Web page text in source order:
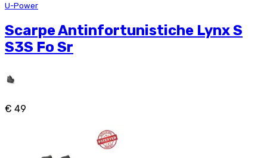
U-Power
Scarpe Antinfortunistiche Lynx S
S3S Fo Sr
€ 49